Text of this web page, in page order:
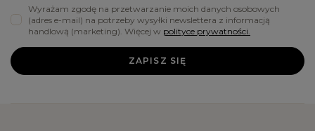
Wyrażam zgodę na przetwarzanie moich danych osobowych
(adres e-mail) na potrzeby wysyłki newslettera z informacją
handlową (marketing). Więcej w polityce prywatności.
ZAPISZ SIĘ